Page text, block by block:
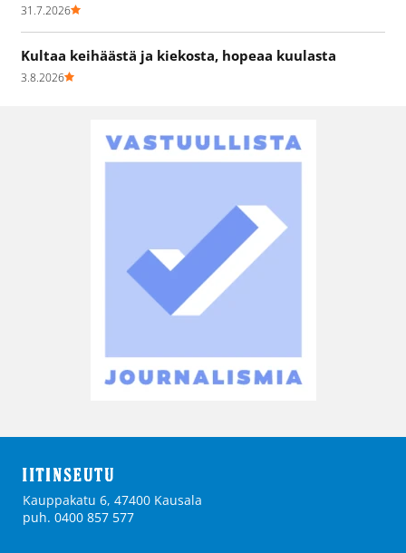
31.7.2026
Kultaa keihäästä ja kiekosta, hopeaa kuulasta
3.8.2026
Kauppakatu 6, 47400 Kausala
puh. 0400 857 577